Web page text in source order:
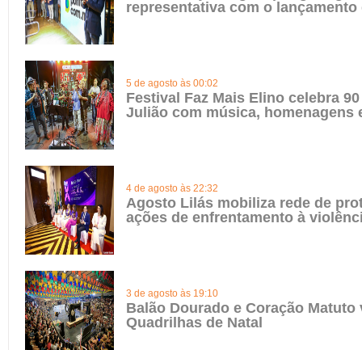
representativa com o lançamento
5 de agosto às 00:02
Festival Faz Mais Elino celebra
Julião com música, homenagens
4 de agosto às 22:32
Agosto Lilás mobiliza rede de
ações de enfrentamento à
3 de agosto às 19:10
Balão Dourado e Coração Matuto
Quadrilhas de Natal